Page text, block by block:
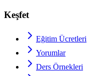
Keşfet
Eğitim Ücretleri
Yorumlar
Ders Örnekleri